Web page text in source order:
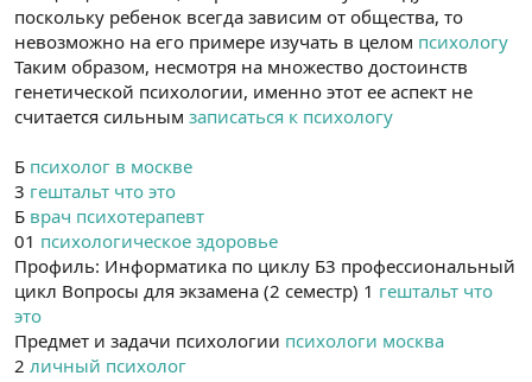
поскольку ребенок всегда зависим от общества, то
невозможно на его примере изучать в целом психологу
Таким образом, несмотря на множество достоинств
генетической психологии, именно этот ее аспект не
считается сильным записаться к психологу
Б психолог в москве
3 гештальт что это
Б врач психотерапевт
01 психологическое здоровье
Профиль: Информатика по циклу Б3 профессиональный
цикл Вопросы для экзамена (2 семестр) 1 гештальт что
это
Предмет и задачи психологии психологи москва
2 личный психолог